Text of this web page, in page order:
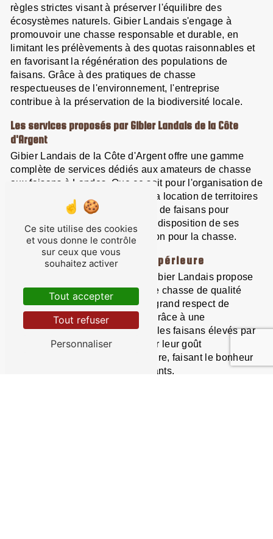
règles strictes visant à préserver l'équilibre des
écosystèmes naturels. Gibier Landais s'engage à
promouvoir une chasse responsable et durable, en
limitant les prélèvements à des quotas raisonnables et
en favorisant la régénération des populations de
faisans. Grâce à des pratiques de chasse
respectueuses de l'environnement, l'entreprise
contribue à la préservation de la biodiversité locale.
Les services proposés par Gibier Landais de la Côte
d'Argent
Gibier Landais de la Côte d'Argent offre une gamme
complète de services dédiés aux amateurs de chasse
aux faisans à Landes. Que ce soit pour l'organisation de
journées de chasse en groupe, la location de territoires
de chasse privés ou la fourniture de faisans pour
repeuplement, l'entreprise met à disposition de ses
clients son expertise et sa passion pour la chasse.
Des produits de qualité supérieure
Outre ses services de chasse, Gibier Landais propose
également la vente de faisans de chasse de qualité
supérieure, élevés dans le plus grand respect de
l'animal et de l'environnement. Grâce à une
alimentation saine et équilibrée, les faisans élevés par
Gibier Landais se distinguent par leur goût
incomparable et leur texture tendre, faisant le bonheur
des gastronomes les plus exigeants.
Ce site utilise des cookies
et vous donne le contrôle
sur ceux que vous
souhaitez activer
Tout accepter
Tout refuser
Personnaliser